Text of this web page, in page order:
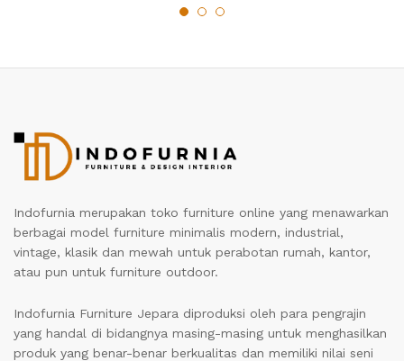
Indofurnia merupakan toko furniture online yang menawarkan
berbagai model furniture minimalis modern, industrial,
vintage, klasik dan mewah untuk perabotan rumah, kantor,
atau pun untuk furniture outdoor.
Indofurnia Furniture Jepara diproduksi oleh para pengrajin
yang handal di bidangnya masing-masing untuk menghasilkan
produk yang benar-benar berkualitas dan memiliki nilai seni